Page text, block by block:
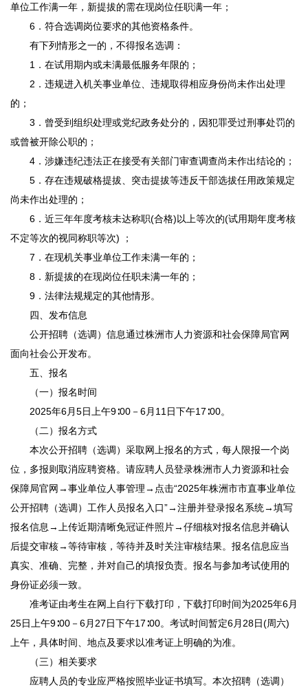
单位工作满一年，新提拔的需在现岗位任职满一年；
6．符合选调岗位要求的其他资格条件。
有下列情形之一的，不得报名选调：
1．在试用期内或未满最低服务年限的；
2．违规进入机关事业单位、违规取得相应身份尚未作出处理
的；
3．曾受到组织处理或党纪政务处分的，因犯罪受过刑事处罚的
或曾被开除公职的；
4．涉嫌违纪违法正在接受有关部门审查调查尚未作出结论的；
5．存在违规破格提拔、突击提拔等违反干部选拔任用政策规定
尚未作出处理的；
6．近三年年度考核未达称职(合格)以上等次的(试用期年度考核
不定等次的视同称职等次) ；
7．在现机关事业单位工作未满一年的；
8．新提拔的在现岗位任职未满一年的；
9．法律法规规定的其他情形。
四、发布信息
公开招聘（选调）信息通过株洲市人力资源和社会保障局官网
面向社会公开发布。
五、报名
（一）报名时间
2025年6月5日上午9∶00－6月11日下午17∶00。
（二）报名方式
本次公开招聘（选调）采取网上报名的方式，每人限报一个岗
位，多报则取消应聘资格。请应聘人员登录株洲市人力资源和社会
保障局官网→事业单位人事管理→点击“2025年株洲市市直事业单位
公开招聘（选调）工作人员报名入口”→注册并登录报名系统→填写
报名信息→上传近期清晰免冠证件照片→仔细核对报名信息并确认
后提交审核→等待审核，等待并及时关注审核结果。报名信息应当
真实、准确、完整，并对自己的填报负责。报名与参加考试使用的
身份证必须一致。
准考证由考生在网上自行下载打印，下载打印时间为2025年6月
25日上午9∶00－6月27日下午17∶00。考试时间暂定6月28日(周六)
上午，具体时间、地点及要求以准考证上明确的为准。
（三）相关要求
应聘人员的专业应严格按照毕业证书填写。本次招聘（选调）